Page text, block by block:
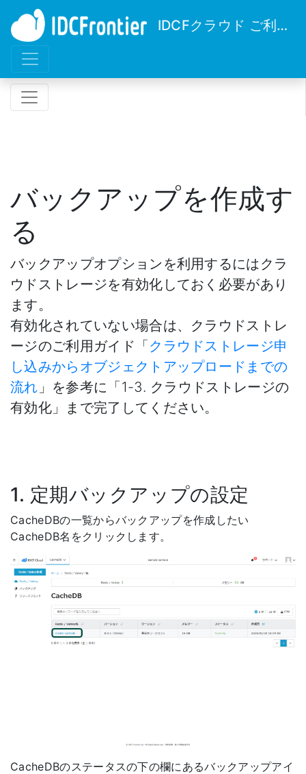
IDCFクラウド ご利用ガイド
バックアップを作成す
る
バックアップオプションを利用するにはクラ
ウドストレージを有効化しておく必要があり
ます。
有効化されていない場合は、クラウドストレ
ージのご利用ガイド「クラウドストレージ申
し込みからオブジェクトアップロードまでの
流れ 」を参考に「1-3. クラウドストレージの
有効化」まで完了してください。
1. 定期バックアップの設定
CacheDBの一覧からバックアップを作成したい
CacheDB名をクリックします。
CacheDBのステータスの下の欄にあるバックアップアイ